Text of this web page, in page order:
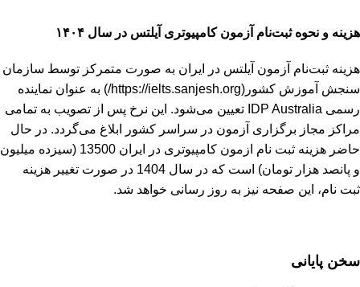
هزینه و نحوه ثبت‌نام آزمون کامپیوتری آیلتس در سال ۱۴۰۴
هزینه ثبت‌نام آزمون آیلتس در ایران به صورت متمرکز توسط سازمان
سنجش آموزش کشور(https://ielts.sanjesh.org/) به عنوان نماینده
رسمی IDP Australia تعیین می‌شود. این نرخ پس از تصویب به تمامی
مراکز مجاز برگزاری آزمون در سراسر کشور ابلاغ می‌گردد. در حال
حاضر هزینه ثبت نام ازمون کامپیوتری در ایران 13500 (سیزده میلیون
و پانصد هزار تومان) است که در سال 1404 در صورت تغییر هزینه
ثبت نام، این صفحه نیز به روز رسانی خواهد شد.
سخن پایانی